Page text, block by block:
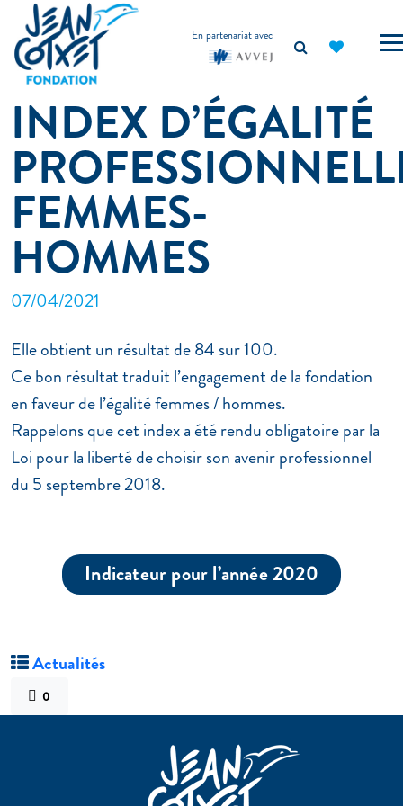
principal
En partenariat avec
INDEX D’ÉGALITÉ
FEMMES-
HOMMES
07/04/2021
Elle obtient un résultat de 84 sur 100.
Ce bon résultat traduit l’engagement de la fondation
en faveur de l’égalité femmes / hommes.
Rappelons que cet index a été rendu obligatoire par la
Loi pour la liberté de choisir son avenir professionnel
du 5 septembre 2018.
Indicateur pour l’année 2020
Actualités
0